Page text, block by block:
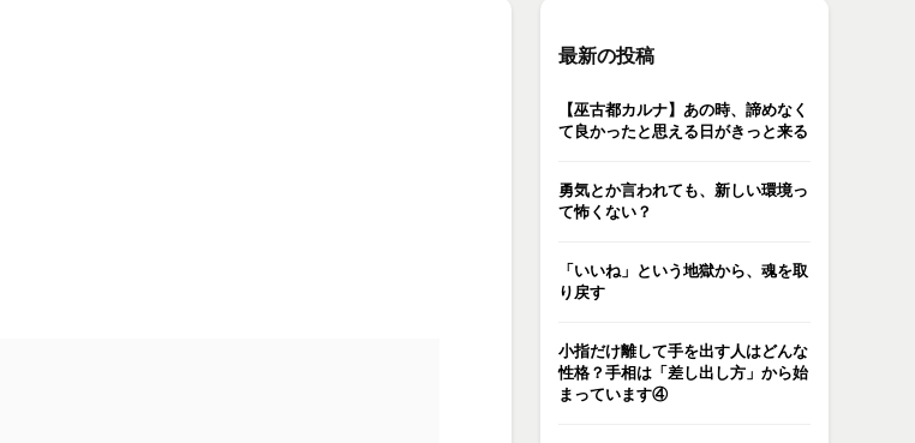
最新の投稿
【巫古都カルナ】あの時、諦めなく
て良かったと思える日がきっと来る
勇気とか言われても、新しい環境っ
て怖くない？
「いいね」という地獄から、魂を取
り戻す
小指だけ離して手を出す人はどんな
性格？手相は「差し出し方」から始
まっています④